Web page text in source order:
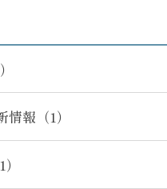
情報（1）